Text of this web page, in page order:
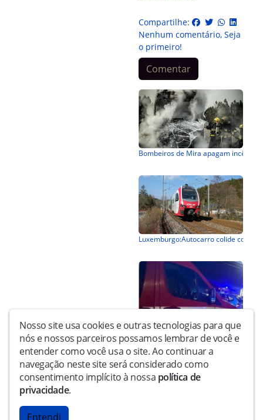
Compartilhe:
Nenhum comentário, Seja
o primeiro!
Comentar
Copyright © Motoristasdoasfalto - Todos os direitos
Nosso site usa cookies e outras tecnologias para que
nós e nossos parceiros possamos lembrar de você e
entender como você usa o site. Ao continuar a
navegação neste site será considerado como
consentimento implícito à nossa política de
privacidade.
Entendi